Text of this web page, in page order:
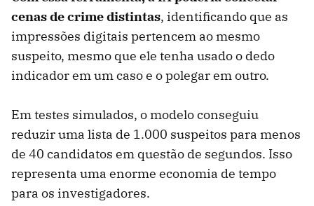
cenas de crime distintas, identificando que as
impressões digitais pertencem ao mesmo
suspeito, mesmo que ele tenha usado o dedo
indicador em um caso e o polegar em outro.
Em testes simulados, o modelo conseguiu
reduzir uma lista de 1.000 suspeitos para menos
de 40 candidatos em questão de segundos. Isso
representa uma enorme economia de tempo
para os investigadores.